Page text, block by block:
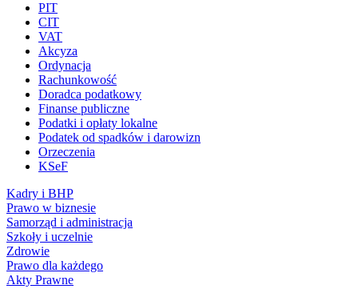
PIT
CIT
VAT
Akcyza
Ordynacja
Rachunkowość
Doradca podatkowy
Finanse publiczne
Podatki i opłaty lokalne
Podatek od spadków i darowizn
Orzeczenia
KSeF
Kadry i BHP
Prawo w biznesie
Samorząd i administracja
Szkoły i uczelnie
Zdrowie
Prawo dla każdego
Akty Prawne